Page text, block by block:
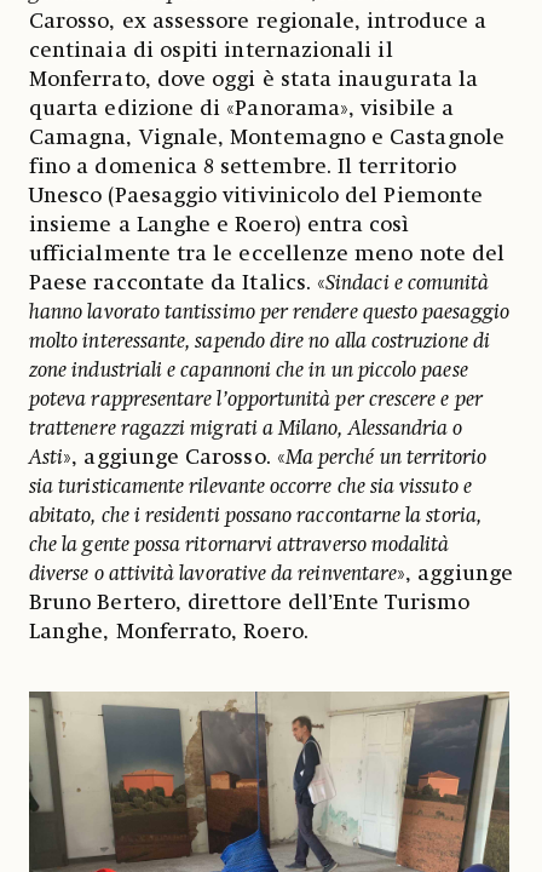
Carosso, ex assessore regionale, introduce a
centinaia di ospiti internazionali il
Monferrato, dove oggi è stata inaugurata la
quarta edizione di «Panorama», visibile a
Camagna, Vignale, Montemagno e Castagnole
fino a domenica 8 settembre. Il territorio
Unesco (Paesaggio vitivinicolo del Piemonte
insieme a Langhe e Roero) entra così
ufficialmente tra le eccellenze meno note del
Paese raccontate da Italics. «Sindaci e comunità
hanno lavorato tantissimo per rendere questo paesaggio
molto interessante, sapendo dire no alla costruzione di
zone industriali e capannoni che in un piccolo paese
poteva rappresentare l’opportunità per crescere e per
trattenere ragazzi migrati a Milano, Alessandria o
Asti», aggiunge Carosso. «Ma perché un territorio
sia turisticamente rilevante occorre che sia vissuto e
abitato, che i residenti possano raccontarne la storia,
che la gente possa ritornarvi attraverso modalità
diverse o attività lavorative da reinventare», aggiunge
Bruno Bertero, direttore dell’Ente Turismo
Langhe, Monferrato, Roero.